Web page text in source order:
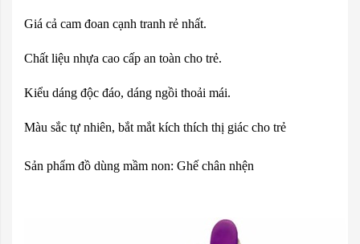
Giá cả cam đoan cạnh tranh rẻ nhất.
Chất liệu nhựa cao cấp an toàn cho trẻ.
Kiểu dáng độc đáo, dáng ngồi thoải mái.
Màu sắc tự nhiên, bắt mắt kích thích thị giác cho trẻ
Sản phẩm đồ dùng mầm non: Ghế chân nhện